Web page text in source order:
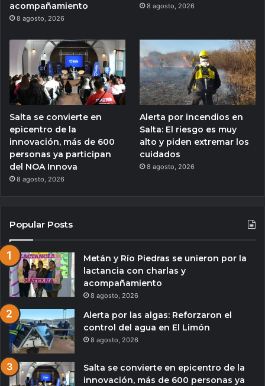
acompañamiento
8 agosto, 2026
8 agosto, 2026
Salta se convierte en
epicentro de la
innovación, más de 600
personas ya participan
del NOA Innova
8 agosto, 2026
Alerta por incendios en
Salta: El riesgo es muy
alto y piden extremar los
cuidados
8 agosto, 2026
Popular Posts
Metán y Río Piedras se unieron por la
lactancia con charlas y
acompañamiento
8 agosto, 2026
Alerta por las algas: Reforzaron el
control del agua en El Limón
8 agosto, 2026
Salta se convierte en epicentro de la
innovación, más de 600 personas ya